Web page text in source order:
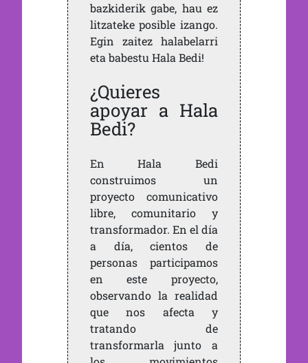
bazkiderik gabe, hau ez
litzateke posible izango.
Egin zaitez halabelarri
eta babestu Hala Bedi!
¿Quieres
apoyar a Hala
Bedi?
En Hala Bedi
construimos un
proyecto comunicativo
libre, comunitario y
transformador. En el día
a día, cientos de
personas participamos
en este proyecto,
observando la realidad
que nos afecta y
tratando de
transformarla junto a